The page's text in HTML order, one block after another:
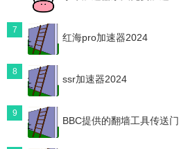
7
红海pro加速器2024
8
ssr加速器2024
9
BBC提供的翻墙工具传送门